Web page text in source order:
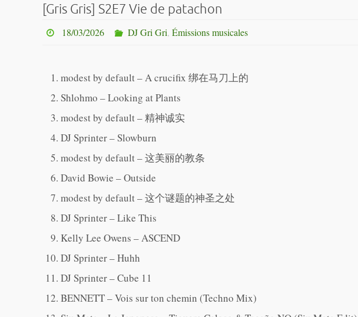
[Gris Gris] S2E7 Vie de patachon
18/03/2026 DJ Gri Gri, Émissions musicales
modest by default – A crucifix 绑在马刀上的
Shlohmo – Looking at Plants
modest by default – 精神诚实
DJ Sprinter – Slowburn
modest by default – 这美丽的教条
David Bowie – Outside
modest by default – 这个谜题的神圣之处
DJ Sprinter – Like This
Kelly Lee Owens – ASCEND
DJ Sprinter – Huhh
DJ Sprinter – Cube 11
BENNETT – Vois sur ton chemin (Techno Mix)